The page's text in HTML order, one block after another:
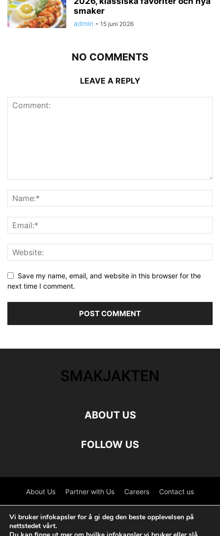
smaker
admin - 15 juni 2026
NO COMMENTS
LEAVE A REPLY
Save my name, email, and website in this browser for the
next time I comment.
ABOUT US
FOLLOW US
About Us Partner with Us Careers Contact us
©
Vi bruker infokapsler for å gi deg den beste opplevelsen på
nettstedet vårt.